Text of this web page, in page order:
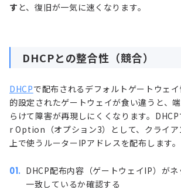
す と、復旧が一気に速くなります。
DHCPとの整合性（競合）
DHCPで配布されるデフォルトゲートウェ
的設定されたゲートウェイが食い違うと、
らけて障害が再現しにくくなります。
r Option（オプション3）として、クライア
上で使うルーターIPアドレスを配布します。
DHCP配布内容（ゲートウェイIP）が
一致しているか確認する